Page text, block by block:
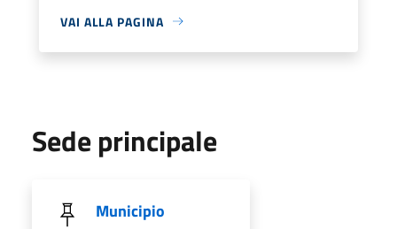
VAI ALLA PAGINA
Sede principale
Municipio